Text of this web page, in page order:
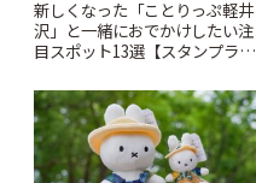
新しくなった「ことりっぷ軽井
沢」と一緒におでかけしたい注
目スポット13選【スタンプラリ